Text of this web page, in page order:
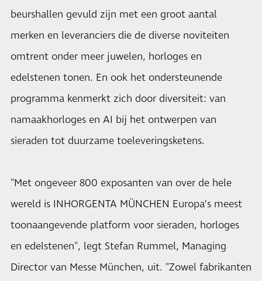
beurshallen gevuld zijn met een groot aantal
merken en leveranciers die de diverse noviteiten
omtrent onder meer juwelen, horloges en
edelstenen tonen. En ook het ondersteunende
programma kenmerkt zich door diversiteit: van
namaakhorloges en AI bij het ontwerpen van
sieraden tot duurzame toeleveringsketens.
"Met ongeveer 800 exposanten van over de hele
wereld is INHORGENTA MÜNCHEN Europa’s meest
toonaangevende platform voor sieraden, horloges
en edelstenen", legt Stefan Rummel, Managing
Director van Messe München, uit. "Zowel fabrikanten